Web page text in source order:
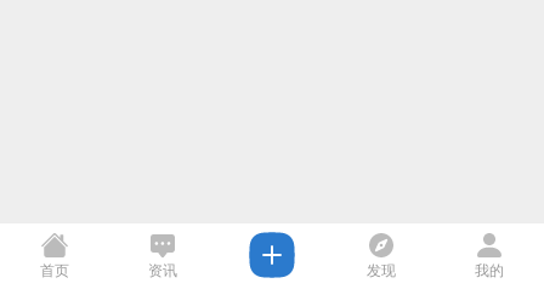
首页 资讯 发现 我的